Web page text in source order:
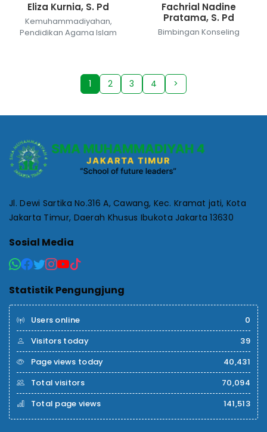
Eliza Kurnia, S. Pd
Kemuhammadiyahan,
Pendidikan Agama Islam
Fachrial Nadine
Pratama, S. Pd
Bimbingan Konseling
1 2 3 4 >
Jl. Dewi Sartika No.316 A, Cawang, Kec. Kramat jati, Kota
Jakarta Timur, Daerah Khusus Ibukota Jakarta 13630
Sosial Media
Statistik Pengungjung
Users online
0
Visitors today
39
Page views today
40,431
Total visitors
70,094
Total page views
141,513